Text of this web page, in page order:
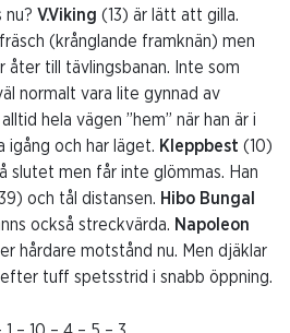
nu? V.Viking (13) är lätt att gilla.
(krånglande framknän) men
åter till tävlingsbanan. Inte som
normalt vara lite gynnad av
hela vägen ”hem” när han är i
igång och har läget. Kleppbest (10)
slutet men får inte glömmas. Han
och tål distansen. Hibo Bungal
också streckvärda. Napoleon
hårdare motstånd nu. Men djäklar
tuff spetsstrid i snabb öppning.